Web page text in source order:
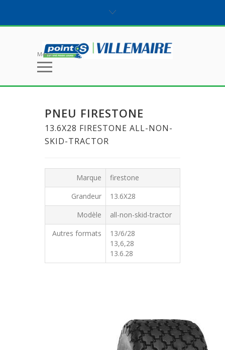
Menu
PNEU FIRESTONE
13.6X28 FIRESTONE ALL-NON-
SKID-TRACTOR
Marque
firestone
Grandeur
13.6X28
Modèle
all-non-skid-tractor
Autres formats
13/6/28
13,6,28
13.6.28